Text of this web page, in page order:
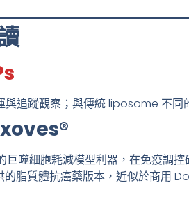
與追蹤觀察；與傳統 liposome 不同
細胞耗減模型利器，在免疫調控
脂質體抗癌藥版本，近似於商用